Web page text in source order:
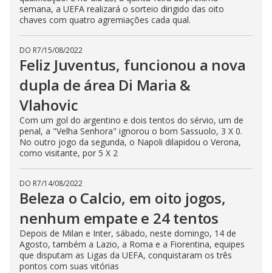
semana, a UEFA realizará o sorteio dirigido das oito
chaves com quatro agremiações cada qual.
DO R7/15/08/2022
Feliz Juventus, funcionou a nova
dupla de área Di Maria &
Vlahovic
Com um gol do argentino e dois tentos do sérvio, um de
penal, a "Velha Senhora" ignorou o bom Sassuolo, 3 X 0.
No outro jogo da segunda, o Napoli dilapidou o Verona,
como visitante, por 5 X 2
DO R7/14/08/2022
Beleza o Calcio, em oito jogos,
nenhum empate e 24 tentos
Depois de Milan e Inter, sábado, neste domingo, 14 de
Agosto, também a Lazio, a Roma e a Fiorentina, equipes
que disputam as Ligas da UEFA, conquistaram os três
pontos com suas vitórias